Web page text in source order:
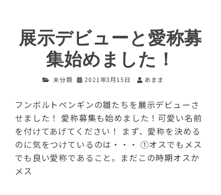
展示デビューと愛称募
集始めました！
未分類 2021年3月15日 あまま
フンボルトペンギンの雛たちを展示デビューさ
せました！ 愛称募集も始めました！可愛い名前
を付けてあげてください！ まず、愛称を決める
のに気をつけているのは・・・ ①オスでもメス
でも良い愛称であること。まだこの時期オスか
メス